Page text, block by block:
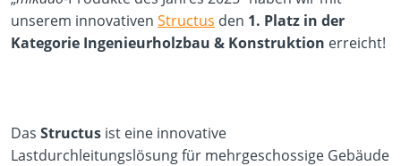
unserem innovativen Structus den 1. Platz in der
Kategorie Ingenieurholzbau & Konstruktion erreicht!
Das Structus ist eine innovative
Lastdurchleitungslösung für mehrgeschossige Gebäude